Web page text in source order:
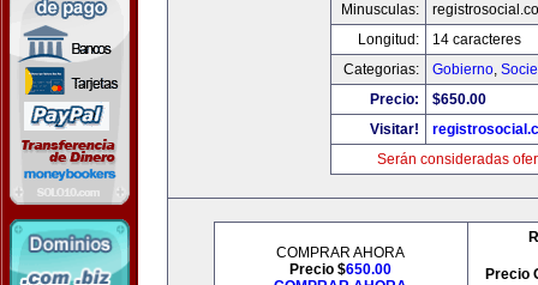
Minusculas:
Longitud:
14 caracteres
Categorias:
Gobierno,
Precio:
$650.00
Visitar!
Serán consideradas
COMPRAR AHORA
Precio $650.00
Precio